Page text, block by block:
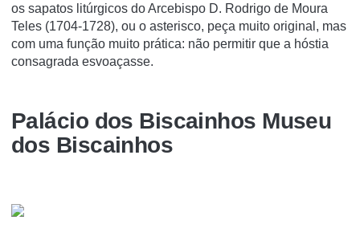
os sapatos litúrgicos do Arcebispo D. Rodrigo de Moura
Teles (1704-1728), ou o asterisco, peça muito original, mas
com uma função muito prática: não permitir que a hóstia
consagrada esvoaçasse.
Palácio dos Biscainhos Museu
dos Biscainhos